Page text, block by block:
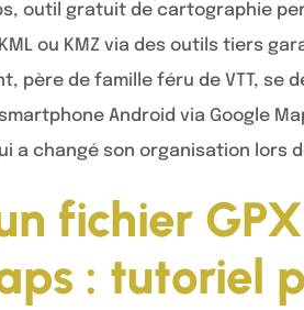
outil gratuit de cartographie
ou KMZ via des outils tiers
père de famille féru de VTT, se
Android via Google
a changé son organisation lors
fichier
: tutoriel